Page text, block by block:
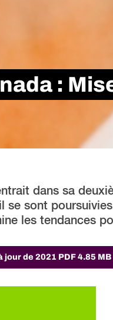
:
dans sa
se sont
les tendances
jour de 2021 PDF 4.85 MB